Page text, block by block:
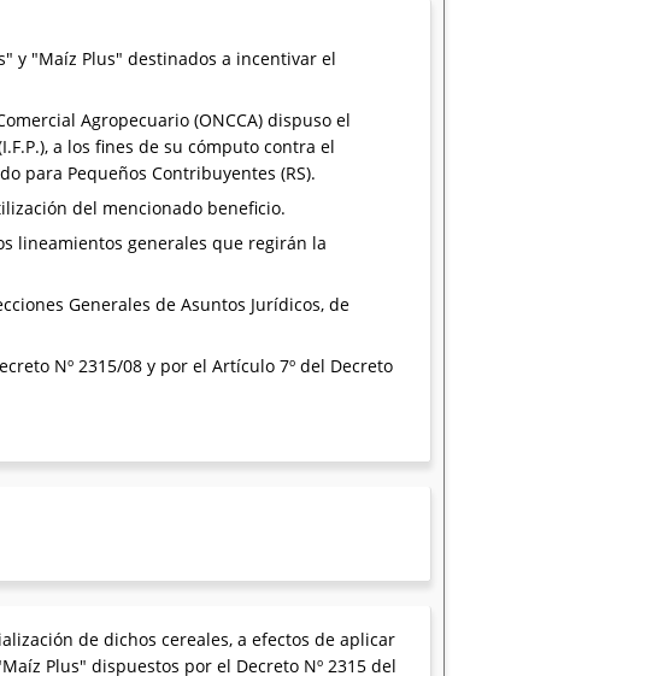
y "Maíz Plus" destinados a incentivar el
Agropecuario (ONCCA) dispuso el
a los fines de su cómputo contra el
para Pequeños Contribuyentes (RS).
del mencionado beneficio.
lineamientos generales que regirán la
Generales de Asuntos Jurídicos, de
Nº 2315/08 y por el Artículo 7º del Decreto
de dichos cereales, a efectos de aplicar
Plus" dispuestos por el Decreto Nº 2315 del